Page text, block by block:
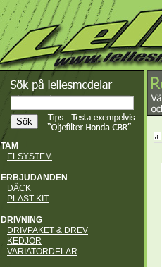
TAM
ELSYSTEM
ERBJUDANDEN
DÄCK
PLAST KIT
DRIVNING
DRIVPAKET & DREV
KEDJOR
VARIATORDELAR